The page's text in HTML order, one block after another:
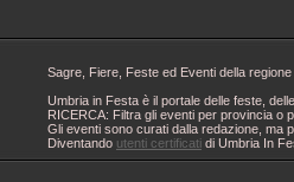
Sagre, Fiere, Feste ed Eventi della regione
Umbria in Festa è il portale delle feste,
RICERCA: Filtra gli eventi per provincia o
Gli eventi sono curati dalla redazione, ma
Diventando utenti certificati di Umbria In